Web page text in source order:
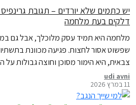
יש כתמים שלא יורדים – תגובת
דלקים בעת מלחמה
מלחמה היא תמיד עסק מלוכלך, אבל גם
שפשוט אסור לחצות. פגיעה מכוונת
צבאית, היא הימור מסוכן וחוצה גבולות על
udi avni
11 במרץ 2026